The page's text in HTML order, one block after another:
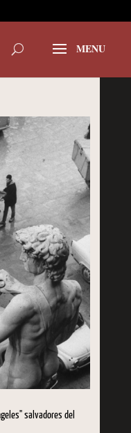
salvadores del